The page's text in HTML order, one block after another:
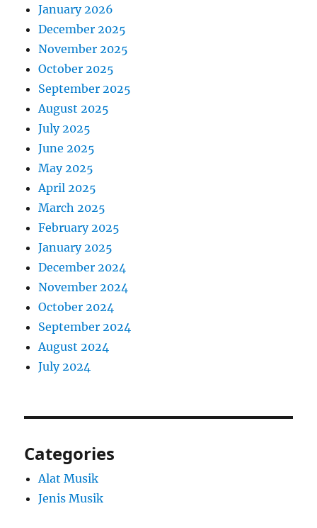
January 2026
December 2025
November 2025
October 2025
September 2025
August 2025
July 2025
June 2025
May 2025
April 2025
March 2025
February 2025
January 2025
December 2024
November 2024
October 2024
September 2024
August 2024
July 2024
Categories
Alat Musik
Jenis Musik